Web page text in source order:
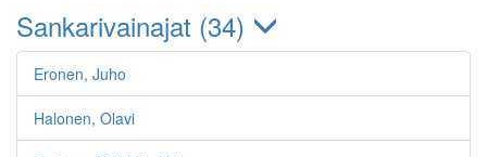
Sankarivainajat (34)
Eronen, Juho
Halonen, Olavi